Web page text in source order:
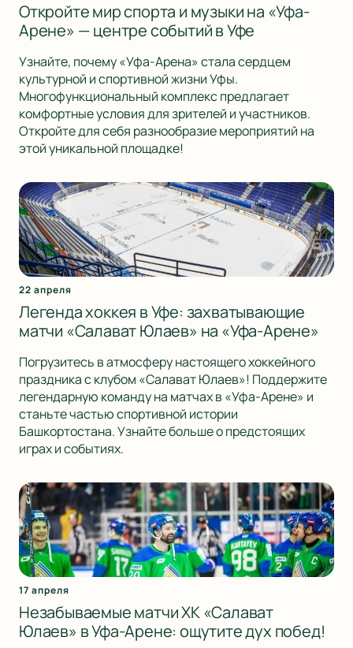
Откройте мир спорта и музыки на «Уфа-
Арене» — центре событий в Уфе
Узнайте, почему «Уфа-Арена» стала сердцем
культурной и спортивной жизни Уфы.
Многофункциональный комплекс предлагает
комфортные условия для зрителей и участников.
Откройте для себя разнообразие мероприятий на
этой уникальной площадке!
22 апреля
Легенда хоккея в Уфе: захватывающие
матчи «Салават Юлаев» на «Уфа-Арене»
Погрузитесь в атмосферу настоящего хоккейного
праздника с клубом «Салават Юлаев»! Поддержите
легендарную команду на матчах в «Уфа-Арене» и
станьте частью спортивной истории
Башкортостана. Узнайте больше о предстоящих
играх и событиях.
17 апреля
Незабываемые матчи ХК «Салават
Юлаев» в Уфа-Арене: ощутите дух побед!